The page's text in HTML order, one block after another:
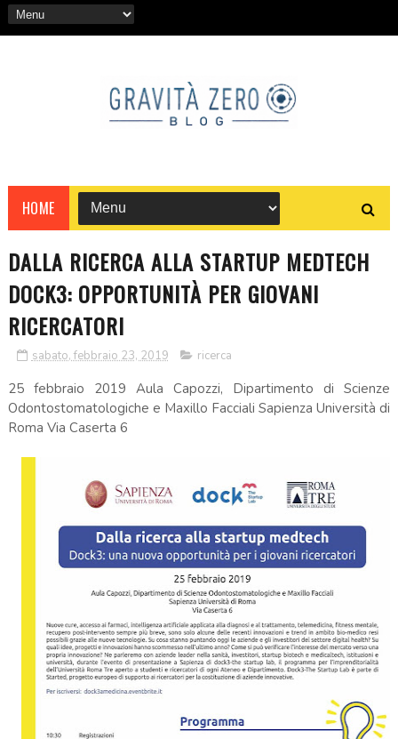
HOME
DALLA RICERCA ALLA STARTUP MEDTECH
DOCK3: OPPORTUNITÀ PER GIOVANI
RICERCATORI
sabato, febbraio 23, 2019 ricerca
25 febbraio 2019 Aula Capozzi, Dipartimento di Scienze
Odontostomatologiche e Maxillo Facciali Sapienza Università di
Roma Via Caserta 6